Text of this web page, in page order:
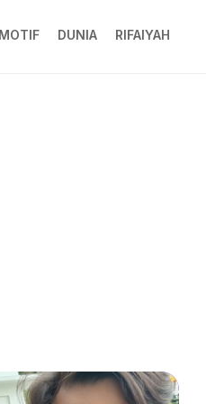
DUNIA RIFAIYAH